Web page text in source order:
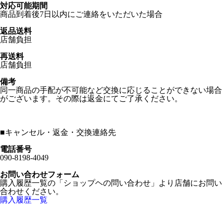
対応可能期間
商品到着後7日以内にご連絡をいただいた場合
返品送料
店舗負担
再送料
店舗負担
備考
同一商品の手配が不可能など交換に応じることができない場合
がございます。その際は返金にてご了承ください。
■キャンセル・返金・交換連絡先
電話番号
090-8198-4049
お問い合わせフォーム
購入履歴一覧の「ショップヘの問い合わせ」より店舗にお問い
合わせください。
購入履歴一覧